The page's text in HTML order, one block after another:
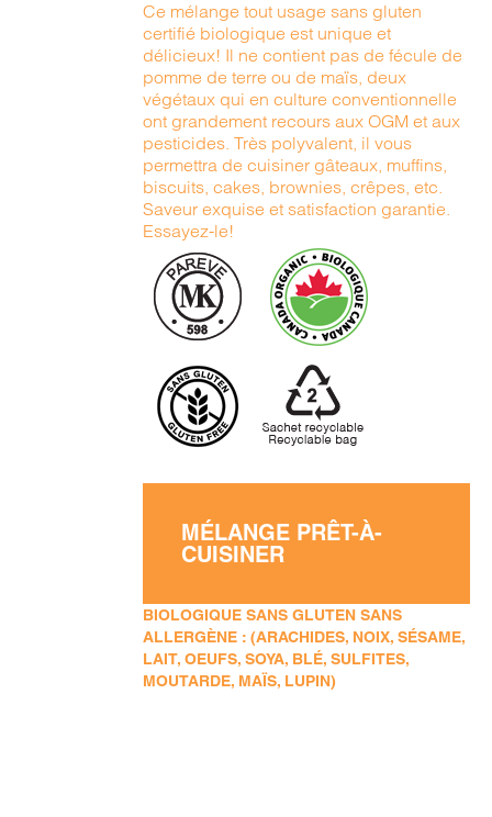
Ce mélange tout usage sans gluten
certifié biologique est unique et
délicieux! Il ne contient pas de fécule de
pomme de terre ou de maïs, deux
végétaux qui en culture conventionnelle
ont grandement recours aux OGM et aux
pesticides. Très polyvalent, il vous
permettra de cuisiner gâteaux, muffins,
biscuits, cakes, brownies, crêpes, etc.
Saveur exquise et satisfaction garantie.
Essayez-le!
MÉLANGE PRÊT-À-
CUISINER
BIOLOGIQUE SANS GLUTEN SANS
ALLERGÈNE : (ARACHIDES, NOIX, SÉSAME,
LAIT, OEUFS, SOYA, BLÉ, SULFITES,
MOUTARDE, MAÏS, LUPIN)